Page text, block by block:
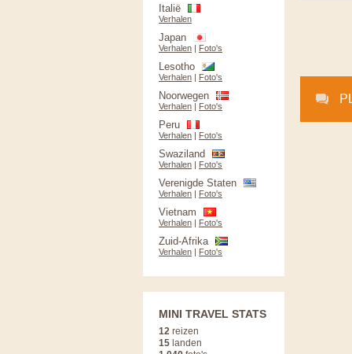
Italië
Verhalen
Japan
Verhalen | Foto's
Lesotho
Verhalen | Foto's
Noorwegen
Verhalen | Foto's
Peru
Verhalen | Foto's
Swaziland
Verhalen | Foto's
Verenigde Staten
Verhalen | Foto's
Vietnam
Verhalen | Foto's
Zuid-Afrika
Verhalen | Foto's
MINI TRAVEL STATS
12 reizen
15 landen